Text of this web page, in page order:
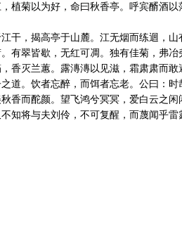
植菊以为好，命曰秋香亭。呼宾醑酒以
干，揭高亭于山麓。江无烟而练迴，山
有翠皆歇，无红可凋。独有佳菊，弗冶
香灭兰蕙。露漙漙以见滋，霜肃肃而敢
道。饮者忘醉，而饵者忘老。公曰：时
香而酡颜。望飞鸿兮冥冥，爱白云之闲
知将与夫刘伶，不可复醒，而蔑闻乎雷